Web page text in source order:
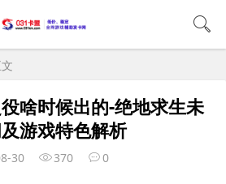
啥时候出的-绝地求生未
游戏特色解析
30 370 0